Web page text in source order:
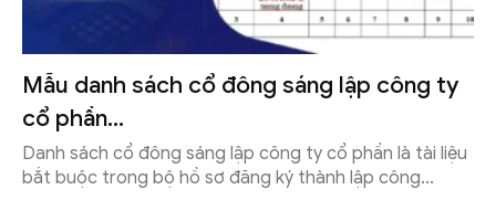
Mẫu danh sách cổ đông sáng lập công ty
cổ phần...
Danh sách cổ đông sáng lập công ty cổ phần là tài liệu
bắt buộc trong bộ hồ sơ đăng ký thành lập công...